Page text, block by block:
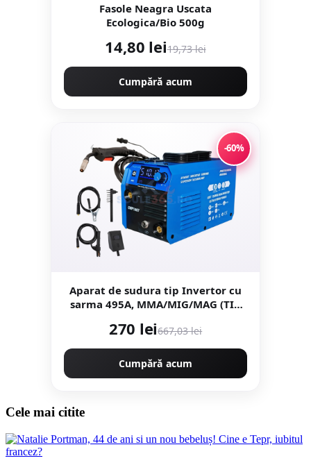
Fasole Neagra Uscata
Ecologica/Bio 500g
14,80 lei19,73 lei
Cumpără acum
-60%
Aparat de sudura tip Invertor cu
sarma 495A, MMA/MIG/MAG (TIG
ventilat, URAL MASH IGBT
TEHNOLOGY ULTRA HYBRID
POWER, CMP1697
270 lei667,03 lei
Cumpără acum
Cele mai citite